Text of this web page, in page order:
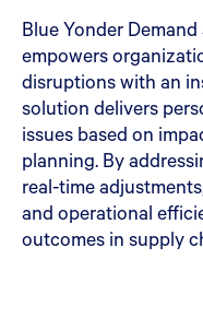
Blue Yonder
empowers
disruptions with an
solution delivers
issues based on
planning. By
real-time
and operational
outcomes in supply